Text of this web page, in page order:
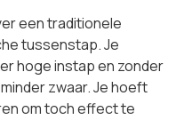
een traditionele
tussenstap. Je
hoge instap en zonder
zwaar. Je hoeft
om toch effect te